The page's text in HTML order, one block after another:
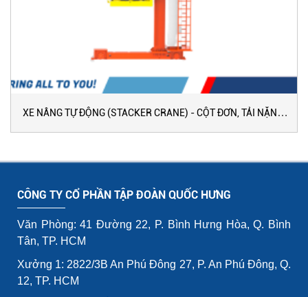
XE NÂNG TỰ ĐỘNG (STACKER CRANE) - CỘT ĐƠN, TẢI NẶNG,
CÔNG TY CỔ PHẦN TẬP ĐOÀN QUỐC HƯNG
Văn Phòng: 41 Đường 22, P. Bình Hưng Hòa, Q. Bình
Tân, TP. HCM
Xưởng 1: 2822/3B An Phú Đông 27, P. An Phú Đông, Q.
12, TP. HCM